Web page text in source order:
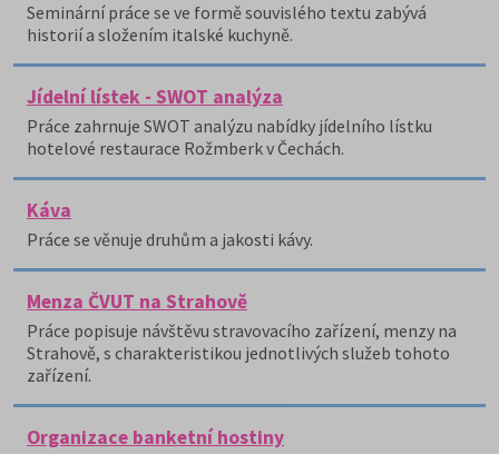
Seminární práce se ve formě souvislého textu zabývá
historií a složením italské kuchyně.
Jídelní lístek - SWOT analýza
Práce zahrnuje SWOT analýzu nabídky jídelního lístku
hotelové restaurace Rožmberk v Čechách.
Káva
Práce se věnuje druhům a jakosti kávy.
Menza ČVUT na Strahově
Práce popisuje návštěvu stravovacího zařízení, menzy na
Strahově, s charakteristikou jednotlivých služeb tohoto
zařízení.
Organizace banketní hostiny